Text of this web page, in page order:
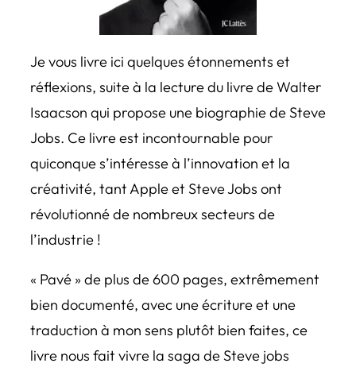
Je vous livre ici quelques étonnements et
réflexions, suite à la lecture du livre de Walter
Isaacson qui propose une biographie de Steve
Jobs. Ce livre est incontournable pour
quiconque s’intéresse à l’innovation et la
créativité, tant Apple et Steve Jobs ont
révolutionné de nombreux secteurs de
l’industrie !
« Pavé » de plus de 600 pages, extrêmement
bien documenté, avec une écriture et une
traduction à mon sens plutôt bien faites, ce
livre nous fait vivre la saga de Steve jobs